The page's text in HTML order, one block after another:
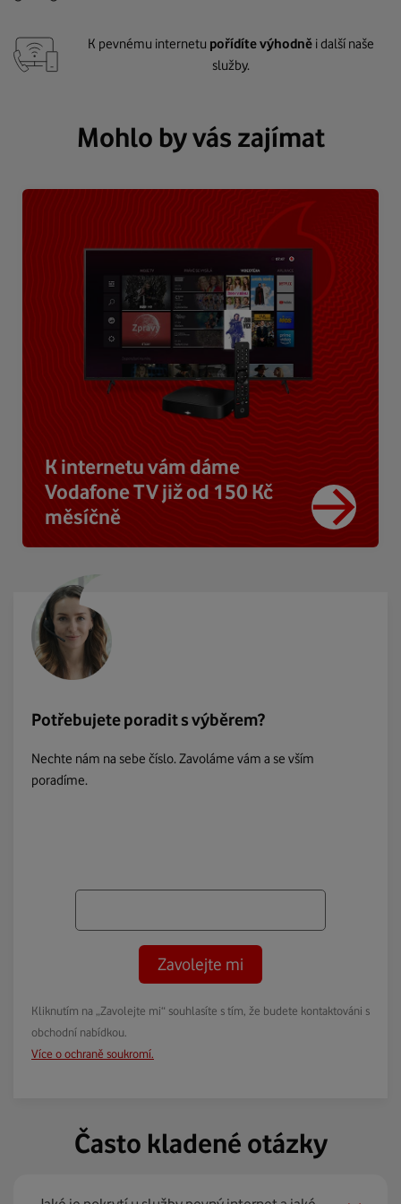
K pevnému internetu pořídíte výhodně i další naše
služby.
Mohlo by vás zajímat
K internetu vám dáme
Vodafone TV již od 150 Kč
měsíčně
Potřebujete poradit s výběrem?
Nechte nám na sebe číslo. Zavoláme vám a se vším
poradíme.
Zavolejte mi
Kliknutím na „Zavolejte mi“ souhlasíte s tím, že budete kontaktováni s
obchodní nabídkou.
Více o ochraně soukromí.
Často kladené otázky